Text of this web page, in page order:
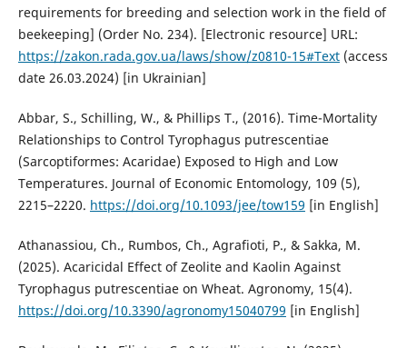
requirements for breeding and selection work in the field of
beekeeping] (Order No. 234). [Electronic resource] URL:
https://zakon.rada.gov.ua/laws/show/z0810-15#Text(access
date 26.03.2024) [in Ukrainian]
Abbar, S., Schilling, W., & Phillips T., (2016). Time-Mortality
Relationships to Control Tyrophagus putrescentiae
(Sarcoptiformes: Acaridae) Exposed to High and Low
Temperatures. Journal of Economic Entomology, 109 (5),
2215–2220. https://doi.org/10.1093/jee/tow159 [in English]
Athanassiou, Ch., Rumbos, Ch., Agrafioti, P., & Sakka, M.
(2025). Acaricidal Effect of Zeolite and Kaolin Against
Tyrophagus putrescentiae on Wheat. Agronomy, 15(4).
https://doi.org/10.3390/agronomy15040799 [in English]